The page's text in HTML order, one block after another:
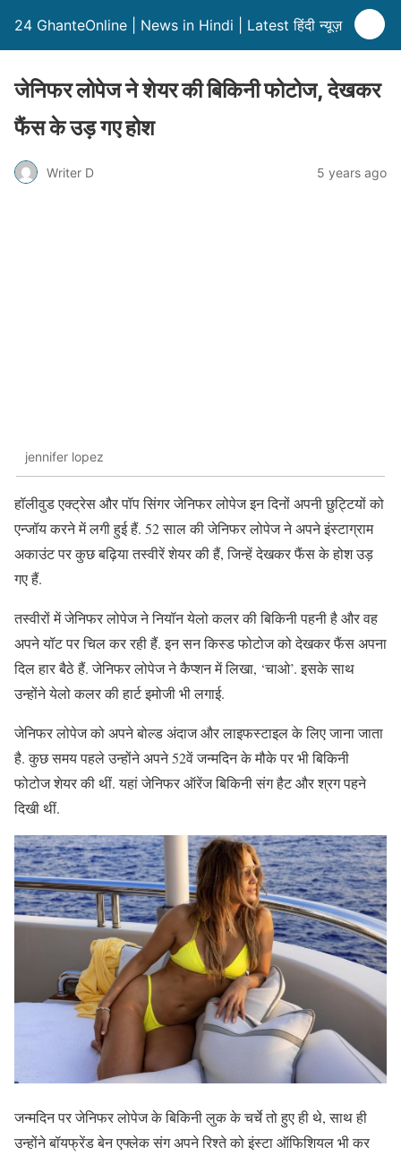
24 GhanteOnline | News in Hindi | Latest हिंदी न्यूज़
जेनिफर लोपेज ने शेयर की बिकिनी फोटोज, देखकर
फैंस के उड़ गए होश
Writer D 5 years ago
jennifer lopez
हॉलीवुड एक्ट्रेस और पॉप सिंगर जेनिफर लोपेज इन दिनों अपनी छुट्टियों को
एन्जॉय करने में लगी हुई हैं. 52 साल की जेनिफर लोपेज ने अपने इंस्टाग्राम
अकाउंट पर कुछ बढ़िया तस्वीरें शेयर की हैं, जिन्हें देखकर फैंस के होश उड़
गए हैं.
तस्वीरों में जेनिफर लोपेज ने नियॉन येलो कलर की बिकिनी पहनी है और वह
अपने यॉट पर चिल कर रही हैं. इन सन किस्ड फोटोज को देखकर फैंस अपना
दिल हार बैठे हैं. जेनिफर लोपेज ने कैप्शन में लिखा, ‘चाओ’. इसके साथ
उन्होंने येलो कलर की हार्ट इमोजी भी लगाई.
जेनिफर लोपेज को अपने बोल्ड अंदाज और लाइफस्टाइल के लिए जाना जाता
है. कुछ समय पहले उन्होंने अपने 52वें जन्मदिन के मौके पर भी बिकिनी
फोटोज शेयर की थीं. यहां जेनिफर ऑरेंज बिकिनी संग हैट और श्रग पहने
दिखी थीं.
जन्मदिन पर जेनिफर लोपेज के बिकिनी लुक के चर्चे तो हुए ही थे, साथ ही
उन्होंने बॉयफ्रेंड बेन एफ्लेक संग अपने रिश्ते को इंस्टा ऑफिशियल भी कर